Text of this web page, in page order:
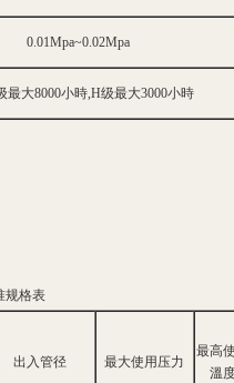
0.01Mpa~0.02Mpa
最大8000小時,H级最大3000小時
规格表
出入管径 最大使用压力
最高
溫